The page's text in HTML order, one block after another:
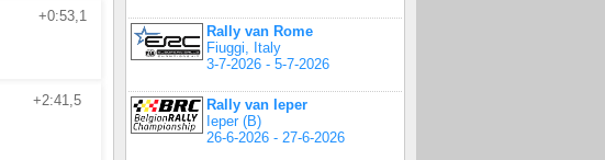
+0:53,1
+2:41,5
Rally van Rome
Fiuggi, Italy
3-7-2026 - 5-7-2026
Rally van Ieper
Ieper (B)
26-6-2026 - 27-6-2026